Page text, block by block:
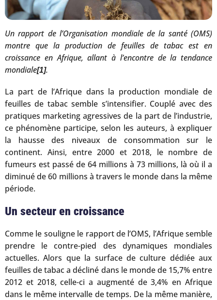
Un rapport de l’Organisation mondiale de la santé (OMS)
montre que la production de feuilles de tabac est en
croissance en Afrique, allant à l’encontre de la tendance
mondiale[1].
La part de l’Afrique dans la production mondiale de
feuilles de tabac semble s’intensifier. Couplé avec des
pratiques marketing agressives de la part de l’industrie,
ce phénomène participe, selon les auteurs, à expliquer
la hausse des niveaux de consommation sur le
continent. Ainsi, entre 2000 et 2018, le nombre de
fumeurs est passé de 64 millions à 73 millions, là où il a
diminué de 60 millions à travers le monde dans la même
période.
Un secteur en croissance
Comme le souligne le rapport de l’OMS, l’Afrique semble
prendre le contre-pied des dynamiques mondiales
actuelles. Alors que la surface de culture dédiée aux
feuilles de tabac a décliné dans le monde de 15,7% entre
2012 et 2018, celle-ci a augmenté de 3,4% en Afrique
dans le même intervalle de temps. De la même manière,